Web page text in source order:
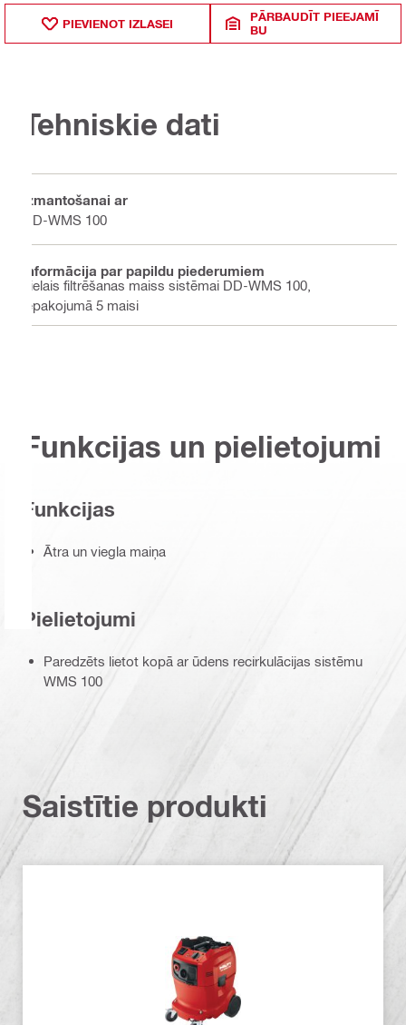
PIEVIENOT IZLASEI
PĀRBAUDĪT PIEEJAMĪ
BU
Tehniskie dati
Izmantošanai ar
DD-WMS 100
Informācija par papildu piederumiem
Lielais filtrēšanas maiss sistēmai DD-WMS 100,
iepakojumā 5 maisi
Funkcijas un pielietojumi
Funkcijas
Ātra un viegla maiņa
Pielietojumi
Paredzēts lietot kopā ar ūdens recirkulācijas sistēmu
WMS 100
Saistītie produkti